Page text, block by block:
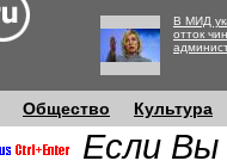
В МИД
отток
Общество Культура
Если Вы